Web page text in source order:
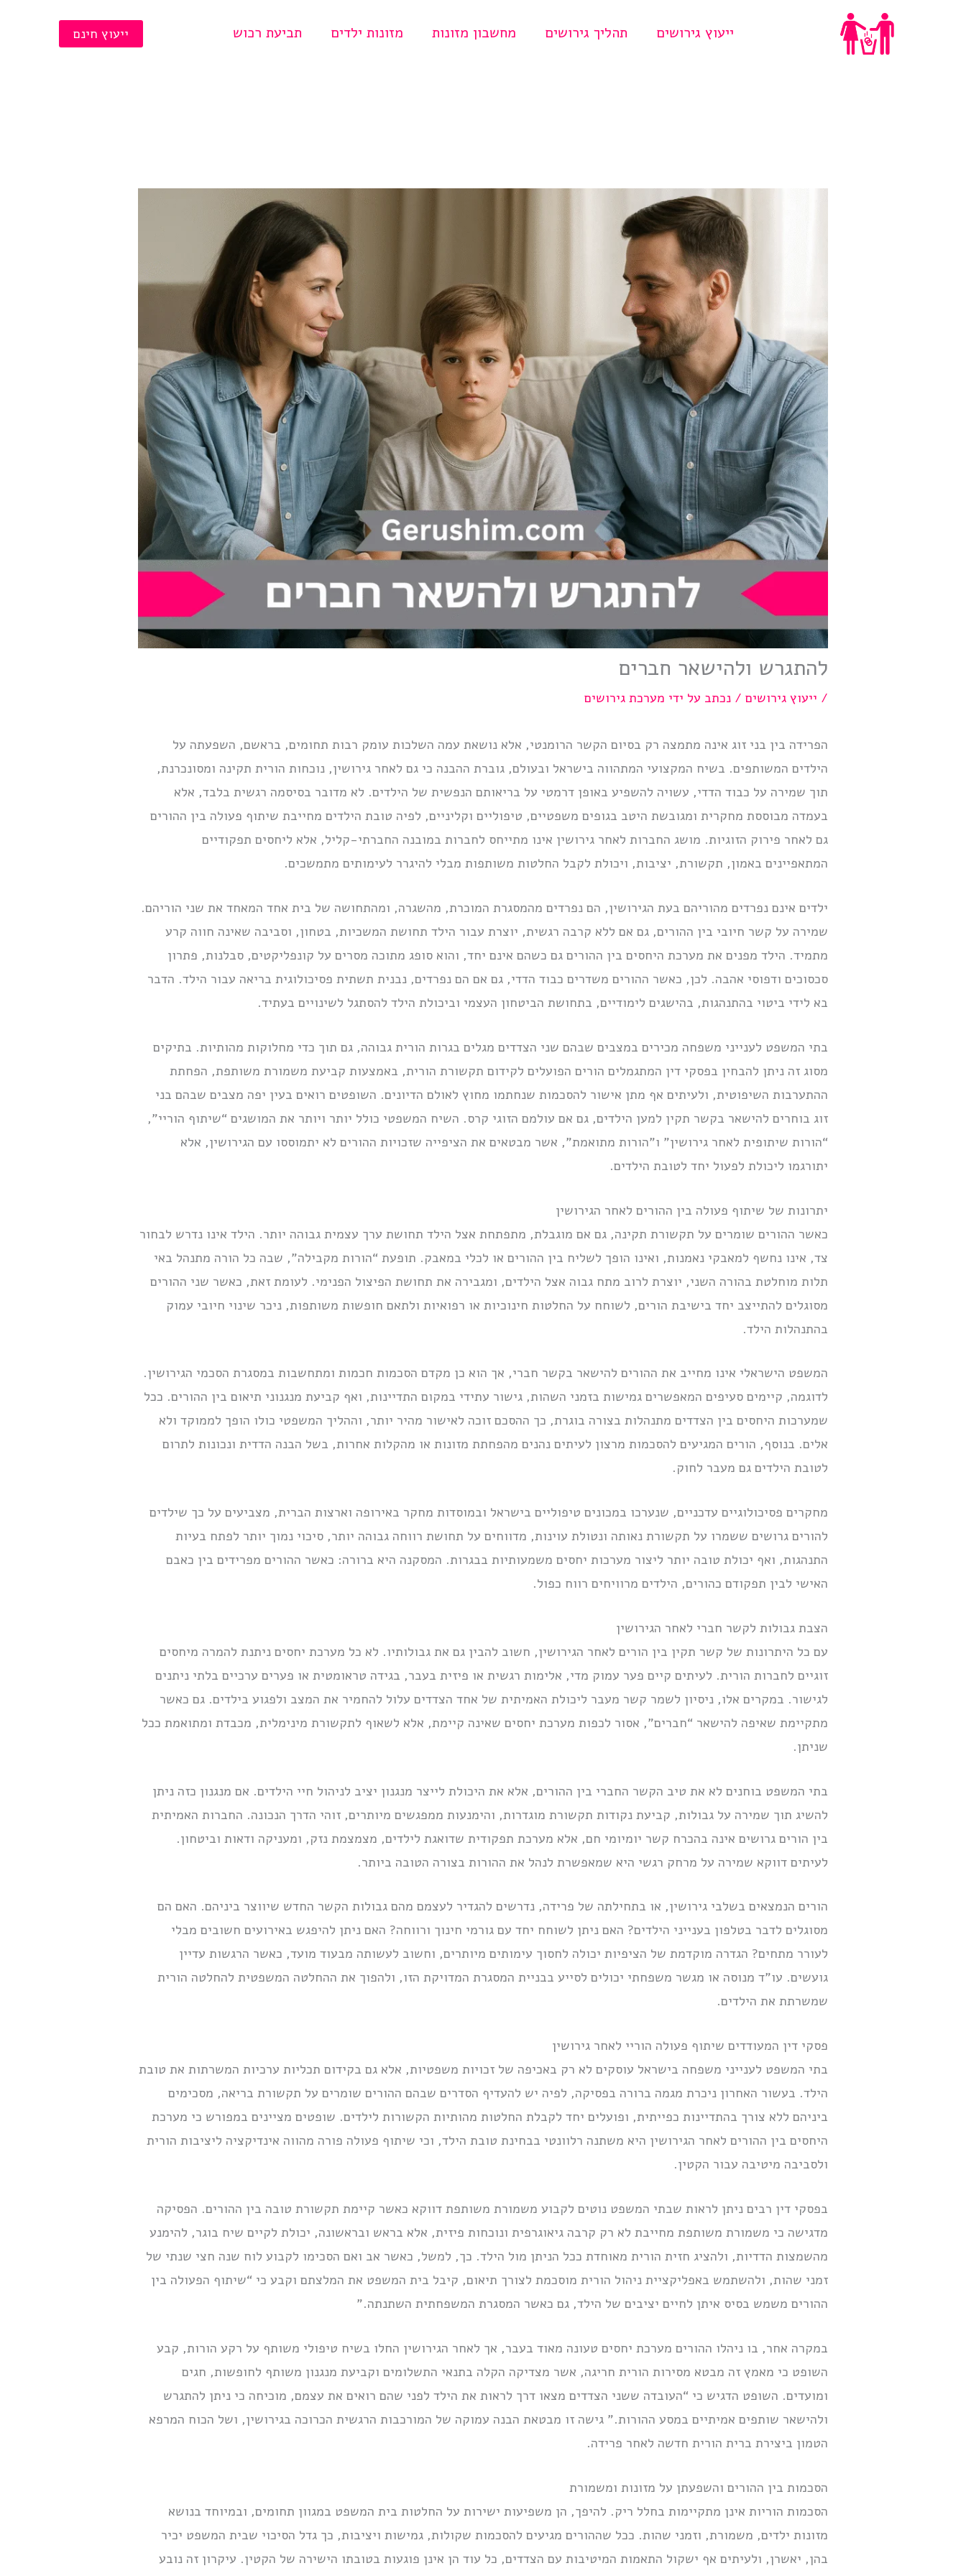
ייעוץ גירושים תהליך גירושים מחשבון מזונות מזונות ילדים תביעת רכוש ייעוץ חינם
להתגרש ולהישאר חברים
/ ייעוץ גירושים / נכתב על ידי מערכת גירושים
הפרידה בין בני זוג אינה מתמצה רק בסיום הקשר הרומנטי, אלא נושאת עמה השלכות עומק רבות תחומים, בראשם, השפעתה על
הילדים המשותפים. בשיח המקצועי המתהווה בישראל ובעולם, גוברת ההבנה כי גם לאחר גירושין, נוכחות הורית תקינה ומסונכרנת,
תוך שמירה על כבוד הדדי, עשויה להשפיע באופן דרמטי על בריאותם הנפשית של הילדים. לא מדובר בסיסמה רגשית בלבד, אלא
בעמדה מבוססת מחקרית ומגובשת היטב בגופים משפטיים, טיפוליים וקליניים, לפיה טובת הילדים מחייבת שיתוף פעולה בין ההורים
גם לאחר פירוק הזוגיות. מושג החברות לאחר גירושין אינו מתייחס לחברות במובנה החברתי-קליל, אלא ליחסים תפקודיים
המתאפיינים באמון, תקשורת, יציבות, ויכולת לקבל החלטות משותפות מבלי להיגרר לעימותים מתמשכים.
ילדים אינם נפרדים מהוריהם בעת הגירושין, הם נפרדים מהמסגרת המוכרת, מהשגרה, ומהתחושה של בית אחד המאחד את שני הוריהם.
שמירה על קשר חיובי בין ההורים, גם אם ללא קרבה רגשית, יוצרת עבור הילד תחושת המשכיות, בטחון, וסביבה שאינה חווה קרע
מתמיד. הילד מפנים את מערכת היחסים בין ההורים גם כשהם אינם יחד, והוא סופג מתוכה מסרים על קונפליקטים, סבלנות, פתרון
סכסוכים ודפוסי אהבה. לכן, כאשר ההורים משדרים כבוד הדדי, גם אם הם נפרדים, נבנית תשתית פסיכולוגית בריאה עבור הילד. הדבר
בא לידי ביטוי בהתנהגות, בהישגים לימודיים, בתחושת הביטחון העצמי וביכולת הילד להסתגל לשינויים בעתיד.
בתי המשפט לענייני משפחה מכירים במצבים שבהם שני הצדדים מגלים בגרות הורית גבוהה, גם תוך כדי מחלוקות מהותיות. בתיקים
מסוג זה ניתן להבחין בפסקי דין המתגמלים הורים הפועלים לקידום תקשורת הורית, באמצעות קביעת משמורת משותפת, הפחתת
ההתערבות השיפוטית, ולעיתים אף מתן אישור להסכמות שנחתמו מחוץ לאולם הדיונים. השופטים רואים בעין יפה מצבים שבהם בני
זוג בוחרים להישאר בקשר תקין למען הילדים, גם אם עולמם הזוגי קרס. השיח המשפטי כולל יותר ויותר את המושגים “שיתוף הוריי”,
“הורות שיתופית לאחר גירושין” ו”הורות מתואמת”, אשר מבטאים את הציפייה שזכויות ההורים לא יתמוססו עם הגירושין, אלא
יתורגמו ליכולת לפעול יחד לטובת הילדים.
יתרונות של שיתוף פעולה בין ההורים לאחר הגירושין
כאשר ההורים שומרים על תקשורת תקינה, גם אם מוגבלת, מתפתחת אצל הילד תחושת ערך עצמית גבוהה יותר. הילד אינו נדרש לבחור
צד, אינו נחשף למאבקי נאמנות, ואינו הופך לשליח בין ההורים או לכלי במאבק. תופעת “הורות מקבילה”, שבה כל הורה מתנהל באי
תלות מוחלטת בהורה השני, יוצרת לרוב מתח גבוה אצל הילדים, ומגבירה את תחושת הפיצול הפנימי. לעומת זאת, כאשר שני ההורים
מסוגלים להתייצב יחד בישיבת הורים, לשוחח על החלטות חינוכיות או רפואיות ולתאם חופשות משותפות, ניכר שינוי חיובי עמוק
בהתנהלות הילד.
המשפט הישראלי אינו מחייב את ההורים להישאר בקשר חברי, אך הוא כן מקדם הסכמות חכמות ומתחשבות במסגרת הסכמי הגירושין.
לדוגמה, קיימים סעיפים המאפשרים גמישות בזמני השהות, גישור עתידי במקום התדיינות, ואף קביעת מנגנוני תיאום בין ההורים. ככל
שמערכות היחסים בין הצדדים מתנהלות בצורה בוגרת, כך ההסכם זוכה לאישור מהיר יותר, וההליך המשפטי כולו הופך לממוקד ולא
אלים. בנוסף, הורים המגיעים להסכמות מרצון לעיתים נהנים מהפחתת מזונות או מהקלות אחרות, בשל הבנה הדדית ונכונות לתרום
לטובת הילדים גם מעבר לחוק.
מחקרים פסיכולוגיים עדכניים, שנערכו במכונים טיפוליים בישראל ובמוסדות מחקר באירופה וארצות הברית, מצביעים על כך שילדים
להורים גרושים ששמרו על תקשורת נאותה ונטולת עוינות, מדווחים על תחושת רווחה גבוהה יותר, סיכוי נמוך יותר לפתח בעיות
התנהגות, ואף יכולת טובה יותר ליצור מערכות יחסים משמעותיות בבגרות. המסקנה היא ברורה: כאשר ההורים מפרידים בין כאבם
האישי לבין תפקודם כהורים, הילדים מרוויחים רווח כפול.
הצבת גבולות לקשר חברי לאחר הגירושין
עם כל היתרונות של קשר תקין בין הורים לאחר הגירושין, חשוב להבין גם את גבולותיו. לא כל מערכת יחסים ניתנת להמרה מיחסים
זוגיים לחברות הורית. לעיתים קיים פער עמוק מדי, אלימות רגשית או פיזית בעבר, בגידה טראומטית או פערים ערכיים בלתי ניתנים
לגישור. במקרים אלו, ניסיון לשמר קשר מעבר ליכולת האמיתית של אחד הצדדים עלול להחמיר את המצב ולפגוע בילדים. גם כאשר
מתקיימת שאיפה להישאר “חברים”, אסור לכפות מערכת יחסים שאינה קיימת, אלא לשאוף לתקשורת מינימלית, מכבדת ומתואמת ככל
שניתן.
בתי המשפט בוחנים לא את טיב הקשר החברי בין ההורים, אלא את היכולת לייצר מנגנון יציב לניהול חיי הילדים. אם מנגנון כזה ניתן
להשיג תוך שמירה על גבולות, קביעת נקודות תקשורת מוגדרות, והימנעות ממפגשים מיותרים, זוהי הדרך הנכונה. החברות האמיתית
בין הורים גרושים אינה בהכרח קשר יומיומי חם, אלא מערכת תפקודית שדואגת לילדים, מצמצמת נזק, ומעניקה ודאות וביטחון.
לעיתים דווקא שמירה על מרחק רגשי היא שמאפשרת לנהל את ההורות בצורה הטובה ביותר.
הורים הנמצאים בשלבי גירושין, או בתחילתה של פרידה, נדרשים להגדיר לעצמם מהם גבולות הקשר החדש שיווצר ביניהם. האם הם
מסוגלים לדבר בטלפון בענייני הילדים? האם ניתן לשוחח יחד עם גורמי חינוך ורווחה? האם ניתן להיפגש באירועים חשובים מבלי
לעורר מתחים? הגדרה מוקדמת של הציפיות יכולה לחסוך עימותים מיותרים, וחשוב לעשותה מבעוד מועד, כאשר הרגשות עדיין
גועשים. עו”ד מנוסה או מגשר משפחתי יכולים לסייע בבניית המסגרת המדויקת הזו, ולהפוך את ההחלטה המשפטית להחלטה הורית
שמשרתת את הילדים.
פסקי דין המעודדים שיתוף פעולה הוריי לאחר גירושין
בתי המשפט לענייני משפחה בישראל עוסקים לא רק באכיפה של זכויות משפטיות, אלא גם בקידום תכליות ערכיות המשרתות את טובת
הילד. בעשור האחרון ניכרת מגמה ברורה בפסיקה, לפיה יש להעדיף הסדרים שבהם ההורים שומרים על תקשורת בריאה, מסכימים
ביניהם ללא צורך בהתדיינות כפייתית, ופועלים יחד לקבלת החלטות מהותיות הקשורות לילדים. שופטים מציינים במפורש כי מערכת
היחסים בין ההורים לאחר הגירושין היא משתנה רלוונטי בבחינת טובת הילד, וכי שיתוף פעולה פורה מהווה אינדיקציה ליציבות הורית
ולסביבה מיטיבה עבור הקטין.
בפסקי דין רבים ניתן לראות שבתי המשפט נוטים לקבוע משמורת משותפת דווקא כאשר קיימת תקשורת טובה בין ההורים. הפסיקה
מדגישה כי משמורת משותפת מחייבת לא רק קרבה גיאוגרפית ונוכחות פיזית, אלא בראש ובראשונה, יכולת לקיים שיח בוגר, להימנע
מהשמצות הדדיות, ולהציג חזית הורית מאוחדת ככל הניתן מול הילד. כך, למשל, כאשר אב ואם הסכימו לקבוע לוח שנה חצי שנתי של
זמני שהות, ולהשתמש באפליקציית ניהול הורית מוסכמת לצורך תיאום, קיבל בית המשפט את המלצתם וקבע כי “שיתוף הפעולה בין
ההורים משמש בסיס איתן לחיים יציבים של הילד, גם כאשר המסגרת המשפחתית השתנתה.”
במקרה אחר, בו ניהלו ההורים מערכת יחסים טעונה מאוד בעבר, אך לאחר הגירושין החלו בשיח טיפולי משותף על רקע הורות, קבע
השופט כי מאמץ זה מבטא מסירות הורית חריגה, אשר מצדיקה הקלה בתנאי התשלומים וקביעת מנגנון משותף לחופשות, חגים
ומועדים. השופט הדגיש כי “העובדה ששני הצדדים מצאו דרך לראות את הילד לפני שהם רואים את עצמם, מוכיחה כי ניתן להתגרש
ולהישאר שותפים אמיתיים במסע ההורות.” גישה זו מבטאת הבנה עמוקה של המורכבות הרגשית הכרוכה בגירושין, ושל הכוח המרפא
הטמון ביצירת ברית הורית חדשה לאחר פרידה.
הסכמות בין ההורים והשפעתן על מזונות ומשמורת
הסכמות הוריות אינן מתקיימות בחלל ריק. להיפך, הן משפיעות ישירות על החלטות בית המשפט במגוון תחומים, ובמיוחד בנושא
מזונות ילדים, משמורת, וזמני שהות. ככל שההורים מגיעים להסכמות שקולות, גמישות ויציבות, כך גדל הסיכוי שבית המשפט יכיר
בהן, יאשרן, ולעיתים אף ישקול התאמות המיטיבות עם הצדדים, כל עוד הן אינן פוגעות בטובתו הישירה של הקטין. עיקרון זה נובע